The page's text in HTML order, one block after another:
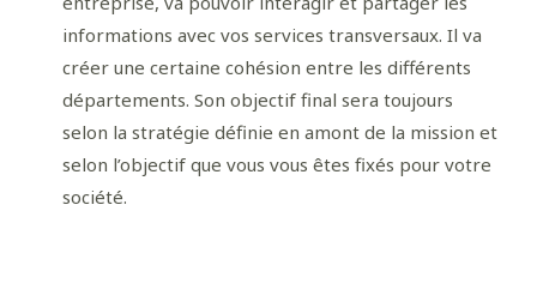
informations avec vos services transversaux. Il va
créer une certaine cohésion entre les différents
départements. Son objectif final sera toujours
selon la stratégie définie en amont de la mission et
selon l’objectif que vous vous êtes fixés pour votre
société.